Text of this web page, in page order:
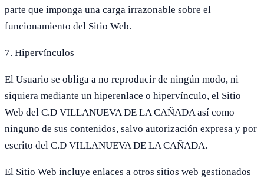
parte que imponga una carga irrazonable sobre el
funcionamiento del Sitio Web.
7. Hipervínculos
El Usuario se obliga a no reproducir de ningún modo, ni
siquiera mediante un hiperenlace o hipervínculo, el Sitio
Web del C.D VILLANUEVA DE LA CAÑADA así como
ninguno de sus contenidos, salvo autorización expresa y por
escrito del C.D VILLANUEVA DE LA CAÑADA.
El Sitio Web incluye enlaces a otros sitios web gestionados